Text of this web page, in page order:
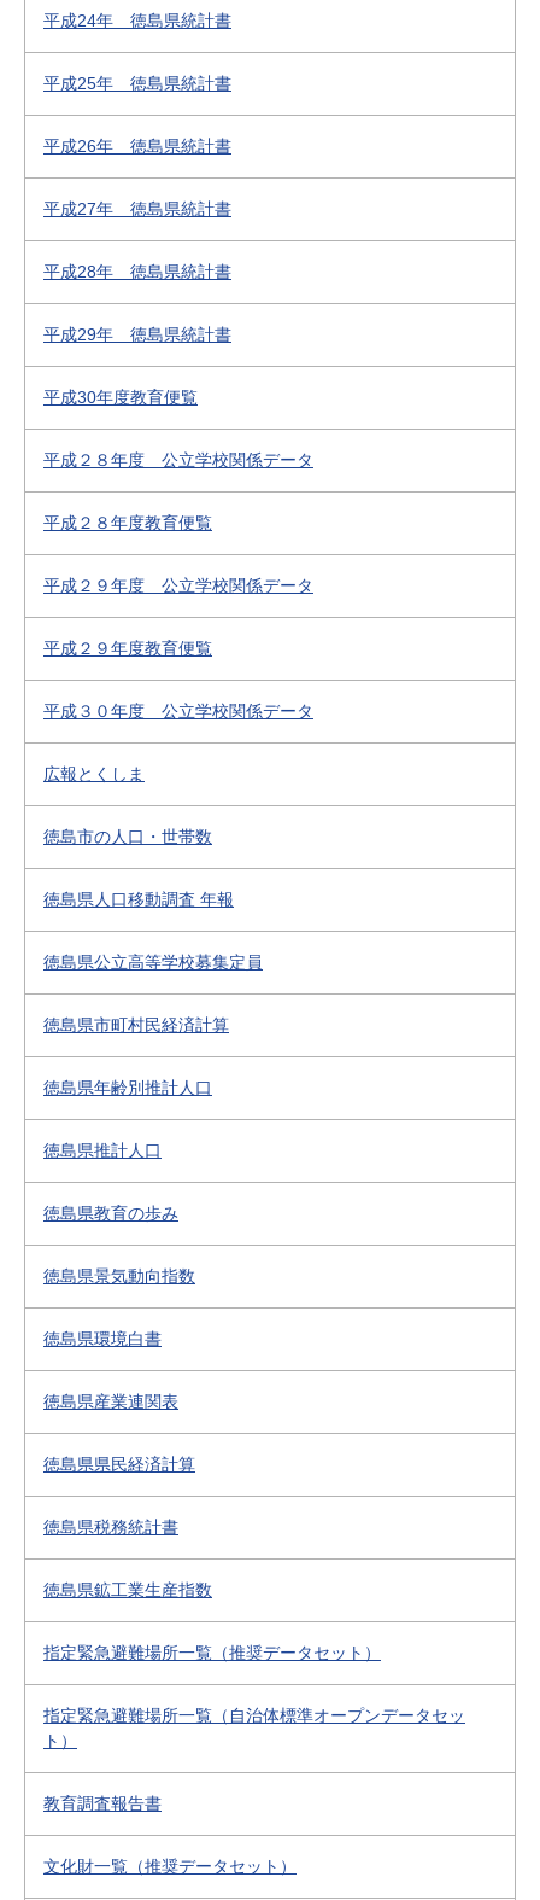
平成24年 徳島県統計書
平成25年 徳島県統計書
平成26年 徳島県統計書
平成27年 徳島県統計書
平成28年 徳島県統計書
平成29年 徳島県統計書
平成30年度教育便覧
平成２８年度 公立学校関係データ
平成２８年度教育便覧
平成２９年度 公立学校関係データ
平成２９年度教育便覧
平成３０年度 公立学校関係データ
広報とくしま
徳島市の人口・世帯数
徳島県人口移動調査 年報
徳島県公立高等学校募集定員
徳島県市町村民経済計算
徳島県年齢別推計人口
徳島県推計人口
徳島県教育の歩み
徳島県景気動向指数
徳島県環境白書
徳島県産業連関表
徳島県県民経済計算
徳島県税務統計書
徳島県鉱工業生産指数
指定緊急避難場所一覧（推奨データセット）
指定緊急避難場所一覧（自治体標準オープンデータセッ
ト）
教育調査報告書
文化財一覧（推奨データセット）